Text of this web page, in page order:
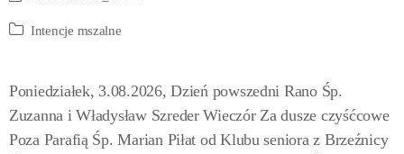
Intencje mszalne
Poniedziałek, 3.08.2026, Dzień powszedni Rano Śp.
Zuzanna i Władysław Szreder Wieczór Za dusze czyśćcowe
Poza Parafią Śp. Marian Piłat od Klubu seniora z Brzeźnicy